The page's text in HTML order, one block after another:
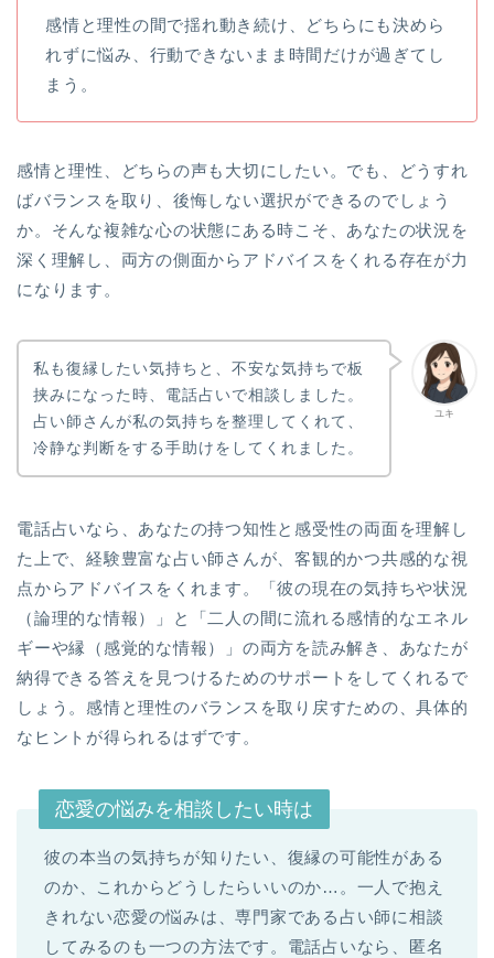
感情と理性の間で揺れ動き続け、どちらにも決めら
れずに悩み、行動できないまま時間だけが過ぎてし
まう。
感情と理性、どちらの声も大切にしたい。でも、どうすれ
ばバランスを取り、後悔しない選択ができるのでしょう
か。そんな複雑な心の状態にある時こそ、あなたの状況を
深く理解し、両方の側面からアドバイスをくれる存在が力
になります。
ユキ
私も復縁したい気持ちと、不安な気持ちで板
挟みになった時、電話占いで相談しました。
占い師さんが私の気持ちを整理してくれて、
冷静な判断をする手助けをしてくれました。
電話占いなら、あなたの持つ知性と感受性の両面を理解し
た上で、経験豊富な占い師さんが、客観的かつ共感的な視
点からアドバイスをくれます。「彼の現在の気持ちや状況
（論理的な情報）」と「二人の間に流れる感情的なエネル
ギーや縁（感覚的な情報）」の両方を読み解き、あなたが
納得できる答えを見つけるためのサポートをしてくれるで
しょう。感情と理性のバランスを取り戻すための、具体的
なヒントが得られるはずです。
恋愛の悩みを相談したい時は
彼の本当の気持ちが知りたい、復縁の可能性がある
のか、これからどうしたらいいのか…。一人で抱え
きれない恋愛の悩みは、専門家である占い師に相談
してみるのも一つの方法です。電話占いなら、匿名